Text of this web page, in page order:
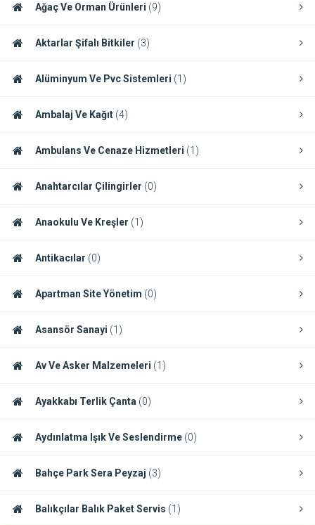
Ağaç Ve Orman Ürünleri (9)
Aktarlar Şifalı Bitkiler (3)
Alüminyum Ve Pvc Sistemleri (1)
Ambalaj Ve Kağıt (4)
Ambulans Ve Cenaze Hizmetleri (1)
Anahtarcılar Çilingirler (0)
Anaokulu Ve Kreşler (1)
Antikacılar (0)
Apartman Site Yönetim (0)
Asansör Sanayi (1)
Av Ve Asker Malzemeleri (1)
Ayakkabı Terlik Çanta (0)
Aydınlatma Işık Ve Seslendirme (0)
Bahçe Park Sera Peyzaj (3)
Balıkçılar Balık Paket Servis (1)